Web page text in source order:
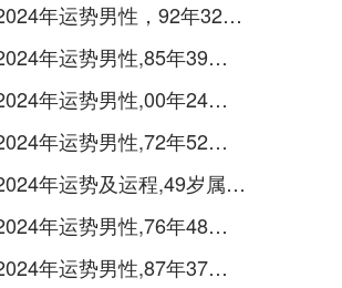
1992年属猴人2024年运势男性，92年32岁属猴男2024年每月运程怎么样
1985年属牛人2024年运势男性,85年39岁属牛男2024年每月运程怎么样
2000年属龙人2024年运势男性,00年24岁属龙男2024年每月运程怎么样
1972年属鼠人2024年运势男性,72年52岁属鼠男2024年每月运程怎么样
1975年属兔女2024年运势及运程,49岁属兔人2024全年每月运势女性如何
1976年属龙人2024年运势男性,76年48岁属龙男2024年每月运程怎么样
1987年属兔人2024年运势男性,87年37岁属兔男2024年每月运程怎么样